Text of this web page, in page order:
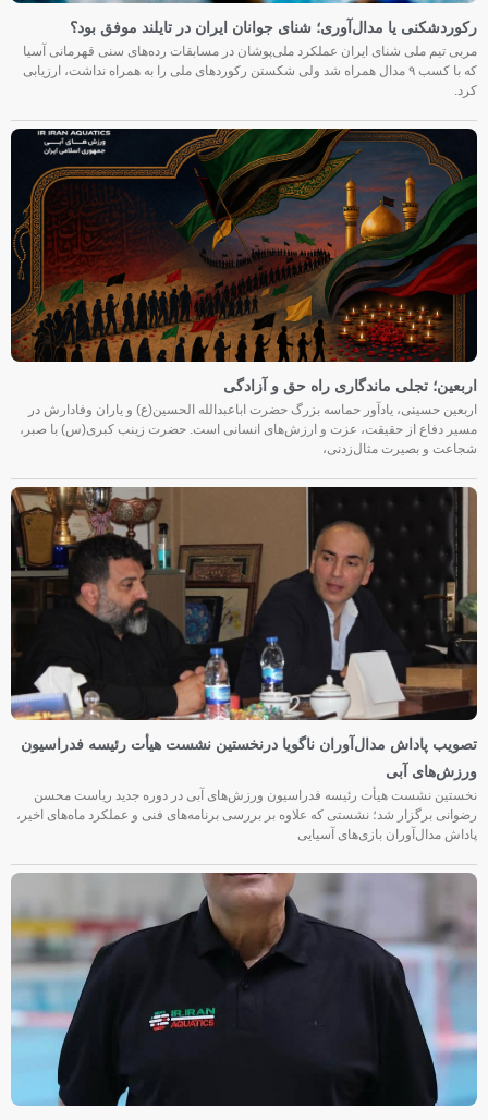
رکوردشکنی یا مدال‌آوری؛ شنای جوانان ایران در تایلند موفق بود؟
مربی تیم ملی شنای ایران عملکرد ملی‌پوشان در مسابقات رده‌های سنی قهرمانی آسیا
که با کسب ۹ مدال همراه شد ولی شکستن رکوردهای ملی را به همراه نداشت، ارزیابی
کرد.
اربعین؛ تجلی ماندگاری راه حق و آزادگی
اربعین حسینی، یادآور حماسه بزرگ حضرت اباعبدالله الحسین(ع) و یاران وفادارش در
مسیر دفاع از حقیقت، عزت و ارزش‌های انسانی است. حضرت زینب کبری(س) با صبر،
شجاعت و بصیرت مثال‌زدنی،
تصویب پاداش مدال‌آوران ناگویا درنخستین نشست هیأت رئیسه فدراسیون
ورزش‌های آبی
نخستین نشست هیأت رئیسه فدراسیون ورزش‌های آبی در دوره جدید ریاست محسن
رضوانی برگزار شد؛ نشستی که علاوه بر بررسی برنامه‌های فنی و عملکرد ماه‌های اخیر،
پاداش مدال‌آوران بازی‌های آسیایی